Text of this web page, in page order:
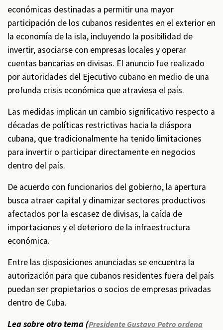
económicas destinadas a permitir una mayor
participación de los cubanos residentes en el exterior en
la economía de la isla, incluyendo la posibilidad de
invertir, asociarse con empresas locales y operar
cuentas bancarias en divisas. El anuncio fue realizado
por autoridades del Ejecutivo cubano en medio de una
profunda crisis económica que atraviesa el país.
Las medidas implican un cambio significativo respecto a
décadas de políticas restrictivas hacia la diáspora
cubana, que tradicionalmente ha tenido limitaciones
para invertir o participar directamente en negocios
dentro del país.
De acuerdo con funcionarios del gobierno, la apertura
busca atraer capital y dinamizar sectores productivos
afectados por la escasez de divisas, la caída de
importaciones y el deterioro de la infraestructura
económica.
Entre las disposiciones anunciadas se encuentra la
autorización para que cubanos residentes fuera del país
puedan ser propietarios o socios de empresas privadas
dentro de Cuba.
Lea sobre otro tema (Presidente Gustavo Petro ordena